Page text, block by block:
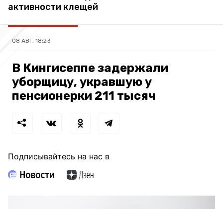
активности клещей
08 АВГ, 18:23
В Кингисеппе задержали
уборщицу, укравшую у
пенсионерки 211 тысяч
Подписывайтесь на нас в